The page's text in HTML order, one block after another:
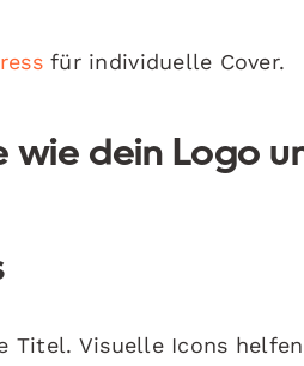
für individuelle Cover.
wie dein Logo
Titel. Visuelle Icons